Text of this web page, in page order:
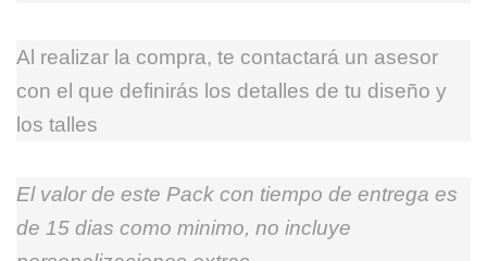
Al realizar la compra, te contactará un asesor
con el que definirás los detalles de tu diseño y
los talles
El valor de este Pack con tiempo de entrega es
de 15 dias como minimo, no incluye